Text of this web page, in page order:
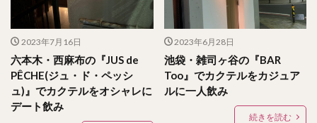
2023年7月16日
六本木・西麻布の『JUS de
PÊCHE(ジュ・ド・ペッシ
ュ)』でカクテルをオシャレに
デート飲み
2023年6月28日
池袋・雑司ヶ谷の『BAR
Too』でカクテルをカジュア
ルに一人飲み
続きを読む